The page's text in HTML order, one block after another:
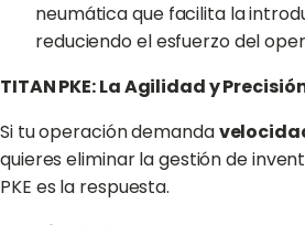
neumática que facilita la
reduciendo el esfuerzo del
TITAN PKE: La Agilidad y
Si tu operación demanda
quieres eliminar la gestión de
PKE es la respuesta.